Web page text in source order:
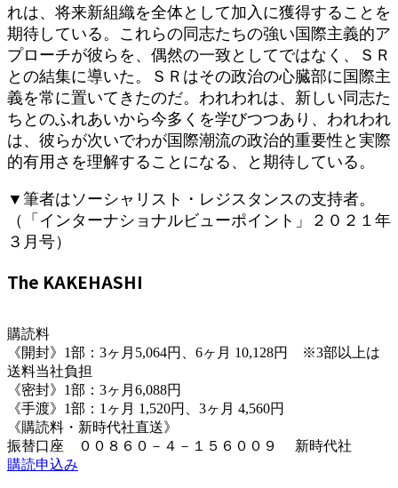
れは、将来新組織を全体として加入に獲得することを
期待している。これらの同志たちの強い国際主義的ア
プローチが彼らを、偶然の一致としてではなく、ＳＲ
との結集に導いた。ＳＲはその政治の心臓部に国際主
義を常に置いてきたのだ。われわれは、新しい同志た
ちとのふれあいから今多くを学びつつあり、われわれ
は、彼らが次いでわが国際潮流の政治的重要性と実際
的有用さを理解することになる、と期待している。
▼筆者はソーシャリスト・レジスタンスの支持者。
（「インターナショナルビューポイント」２０２１年
３月号）
The KAKEHASHI
購読料
《開封》1部：3ヶ月5,064円、6ヶ月 10,128円 ※3部以上は
送料当社負担
《密封》1部：3ヶ月6,088円
《手渡》1部：1ヶ月 1,520円、3ヶ月 4,560円
《購読料・新時代社直送》
振替口座 ００８６０－４－１５６００９ 新時代社
購読申込み